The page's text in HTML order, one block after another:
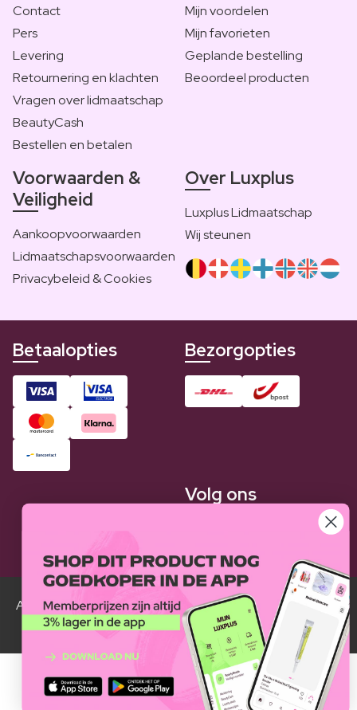
Contact
Pers
Levering
Retournering en klachten
Vragen over lidmaatschap
BeautyCash
Bestellen en betalen
Mijn voordelen
Mijn favorieten
Geplande bestelling
Beoordeel producten
Voorwaarden &
Veiligheid
Aankoopvoorwaarden
Lidmaatschapsvoorwaarden
Privacybeleid & Cookies
Over Luxplus
Luxplus Lidmaatschap
Wij steunen
Betaalopties Bezorgopties
Volg ons
Alle Luxplus ledenprijzen zijn weergegeven in vergelijking
met de normale prijzen.